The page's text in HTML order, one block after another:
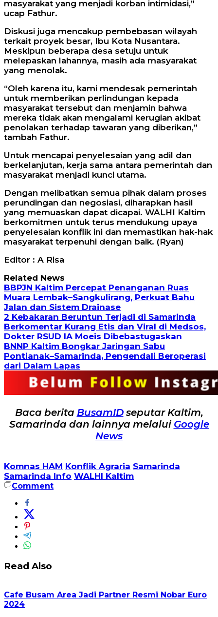
masyarakat yang menjadi korban intimidasi,”
ucap Fathur.
Diskusi juga mencakup pembebasan wilayah
terkait proyek besar, Ibu Kota Nusantara.
Meskipun beberapa desa setuju untuk
melepaskan lahannya, masih ada masyarakat
yang menolak.
“Oleh karena itu, kami mendesak pemerintah
untuk memberikan perlindungan kepada
masyarakat tersebut dan menjamin bahwa
mereka tidak akan mengalami kerugian akibat
penolakan terhadap tawaran yang diberikan,”
tambah Fathur.
Untuk mencapai penyelesaian yang adil dan
berkelanjutan, kerja sama antara pemerintah dan
masyarakat menjadi kunci utama.
Dengan melibatkan semua pihak dalam proses
perundingan dan negosiasi, diharapkan hasil
yang memuaskan dapat dicapai. WALHI Kaltim
berkomitmen untuk terus mendukung upaya
penyelesaian konflik ini dan memastikan hak-hak
masyarakat terpenuhi dengan baik. (Ryan)
Editor : A Risa
Related News
BBPJN Kaltim Percepat Penanganan Ruas
Muara Lembak–Sangkulirang, Perkuat Bahu
Jalan dan Sistem Drainase
2 Kebakaran Beruntun Terjadi di Samarinda
Berkomentar Kurang Etis dan Viral di Medsos,
Dokter RSUD IA Moeis Dibebastugaskan
BNNP Kaltim Bongkar Jaringan Sabu
Pontianak–Samarinda, Pengendali Beroperasi
dari Dalam Lapas
Baca berita BusamIDseputar Kaltim,
Samarinda dan lainnya melalui Google
News
Komnas HAM Konflik Agraria Samarinda
Samarinda Info WALHI Kaltim
Comment
Read Also
Cafe Busam Area Jadi Partner Resmi Nobar Euro
2024